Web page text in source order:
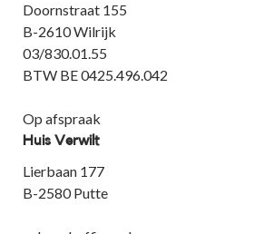
Doornstraat 155
B-2610 Wilrijk
03/830.01.55
BTW BE 0425.496.042
Op afspraak
Huis Verwilt
Lierbaan 177
B-2580 Putte